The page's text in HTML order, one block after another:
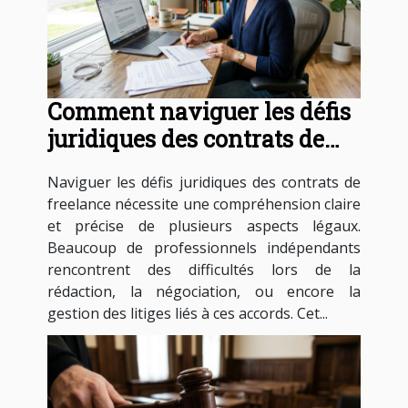
Comment naviguer les défis
juridiques des contrats de
Naviguer les défis juridiques des contrats de
freelance nécessite une compréhension claire
et précise de plusieurs aspects légaux.
Beaucoup de professionnels indépendants
rencontrent des difficultés lors de la
rédaction, la négociation, ou encore la
gestion des litiges liés à ces accords. Cet...